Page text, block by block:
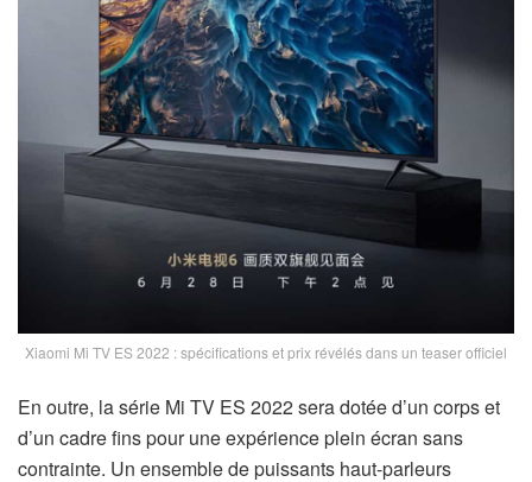
Xiaomi Mi TV ES 2022 : spécifications et prix révélés dans un teaser officiel
En outre, la série Mi TV ES 2022 sera dotée d’un corps et
d’un cadre fins pour une expérience plein écran sans
contrainte. Un ensemble de puissants haut-parleurs